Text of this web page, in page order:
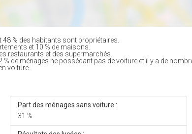
48 % des habitants sont propriétaires.
et 10 % de maisons.
restaurants et des supermarchés.
de ménages ne possédant pas de voiture et il y a de
voiture.
Part des ménages sans voiture :
31 %